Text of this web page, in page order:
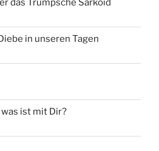
das Trumpsche Sarkoid
in unseren Tagen
ist mit Dir?